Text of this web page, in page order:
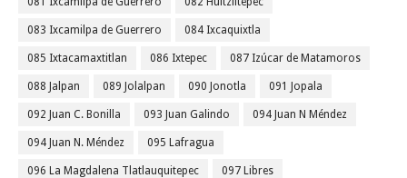
083 Ixcamilpa de Guerrero 084 Ixcaquixtla
085 Ixtacamaxtitlan 086 Ixtepec 087 Izúcar de Matamoros
088 Jalpan 089 Jolalpan 090 Jonotla 091 Jopala
092 Juan C. Bonilla 093 Juan Galindo 094 Juan N Méndez
094 Juan N. Méndez 095 Lafragua
096 La Magdalena Tlatlauquitepec 097 Libres